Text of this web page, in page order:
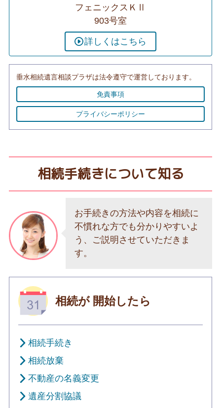
フェニックスＫⅡ
903号室
詳しくはこちら
垂水相続遺言相談プラザは法令遵守で運営しております。
免責事項
プライバシーポリシー
相続手続きについて知る
お手続きの方法や内容を相続に
不慣れな方でも分かりやすいよ
う、ご説明させていただきま
す。
相続が開始したら
相続手続き
相続放棄
不動産の名義変更
遺産分割協議